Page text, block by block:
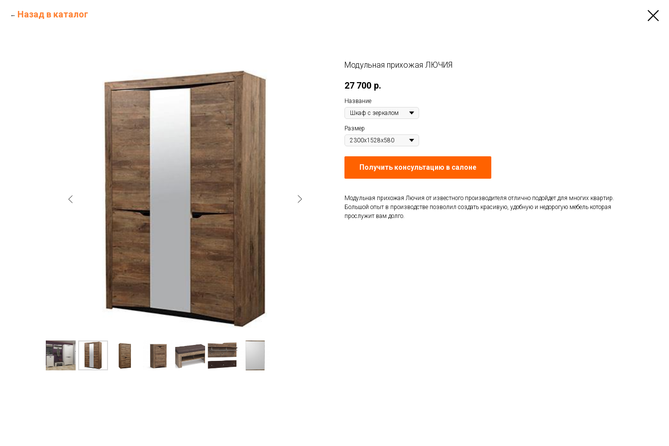
Назад в каталог
Модульная прихожая ЛЮЧИЯ
27 700 р.
Название
Размер
Получить консультацию в салоне
Модульная прихожая Лючия от известного производителя отлично подойдет для многих квартир.
Большой опыт в производстве позволил создать красивую, удобную и недорогую мебель которая
прослужит вам долго.